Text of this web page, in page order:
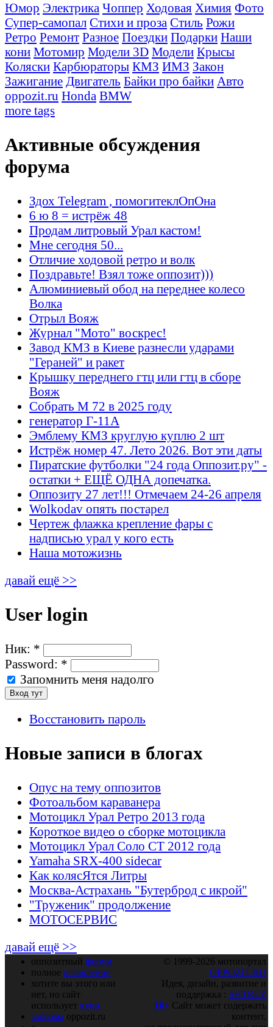
Юмор Электрика Чоппер Ходовая Химия Фото
Супер-самопал Стихи и проза Стиль Рожи
Ретро Ремонт Разное Поездки Подарки Наши
кони Мотомир Модели 3D Модели Крысы
Коляски Карбюраторы КМЗ ИМЗ Закон
Зажигание Двигатель Байки про байки Авто
oppozit.ru Honda BMW
more tags
Активные обсуждения
форума
Здох Telegram , помогитеклОпОна
6 ю 8 = истрёж 48
Продам литровый Урал кастом!
Мне сегодня 50...
Отличие ходовой ретро и волк
Поздравьте! Взял тоже оппозит)))
Алюминиевый обод на переднее колесо
Волка
Отрыл Вояж
Журнал "Мото" воскрес!
Завод КМЗ в Киеве разнесли ударами
"Гераней" и ракет
Крышку переднего гтц или гтц в сборе
Вояж
Собрать М 72 в 2025 году
генератор Г-11А
Эмблему КМЗ круглую куплю 2 шт
Истрёж номер 47. Лето 2026. Вот эти даты
Пиратские футболки "24 года Оппозит.ру" -
остатки + ЕЩЁ ОДНА допечатка.
Оппозиту 27 лет!!! Отмечаем 24-26 апреля
Wolkodav опять постарел
Чертеж флажка крепление фары с
надписью урал у кого есть
Наша мотожизнь
давай ещё >>
User login
Ник: *
Password: *
Запомнить меня надолго
Восстановить пароль
Новые записи в блогах
Опус на тему оппозитов
Фотоальбом караванера
Мотоцикл Урал Ретро 2013 года
Короткое видео о сборке мотоцикла
Мотоцикл Урал Соло СТ 2012 года
Yamaha SRX-400 sidecar
Как колясЯтся Литры
Москва-Астрахань "Бутерброд с икрой"
"Труженик" продолжение
МОТОСЕРВИС
давай ещё >>
оппозитный форум
полное оглавление
хотите вы этого или
нет, но сайт
использует куки
закрома oppozit.ru
© 1999-2026 мотопортал
OPPOZIT.RU
Идея, дизайн, развитие и
поддержка : SHTRLZ
16+ Сайт может содержать
контент,